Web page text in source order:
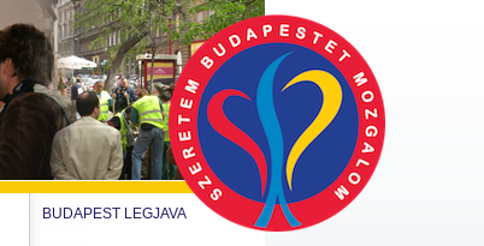
BUDAPEST LEGJAVA